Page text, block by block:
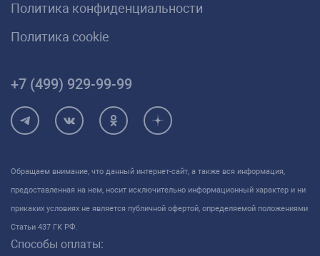
Политика конфиденциальности
Политика cookie
+7 (499) 929-99-99
Обращаем внимание, что данный интернет-сайт, а также вся информация,
предоставленная на нем, носит исключительно информационный характер и ни
прикаких условиях не является публичной офертой, определяемой положениями
Статьи 437 ГК РФ.
Способы оплаты: